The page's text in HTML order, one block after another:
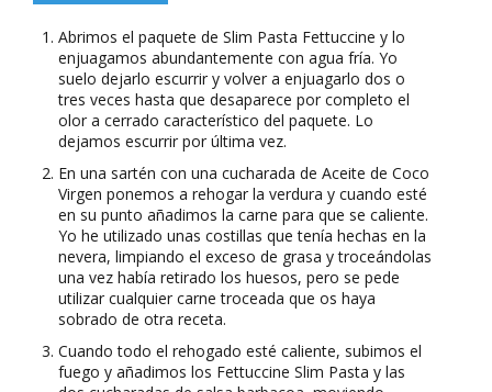
Abrimos el paquete de Slim Pasta Fettuccine y lo
enjuagamos abundantemente con agua fría. Yo
suelo dejarlo escurrir y volver a enjuagarlo dos o
tres veces hasta que desaparece por completo el
olor a cerrado característico del paquete. Lo
dejamos escurrir por última vez.
En una sartén con una cucharada de Aceite de Coco
Virgen ponemos a rehogar la verdura y cuando esté
en su punto añadimos la carne para que se caliente.
Yo he utilizado unas costillas que tenía hechas en la
nevera, limpiando el exceso de grasa y troceándolas
una vez había retirado los huesos, pero se pede
utilizar cualquier carne troceada que os haya
sobrado de otra receta.
Cuando todo el rehogado esté caliente, subimos el
fuego y añadimos los Fettuccine Slim Pasta y las